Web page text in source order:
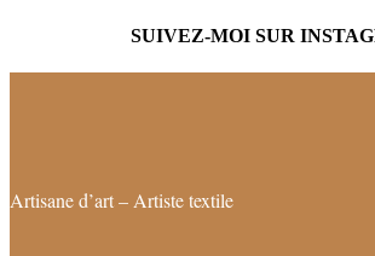
SUIVEZ-MOI SUR
Artisane d’art – Artiste textile